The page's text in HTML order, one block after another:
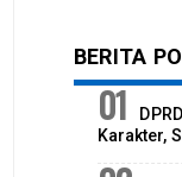
BERITA
Karakter,